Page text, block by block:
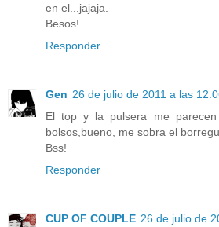
en el...jajaja.
Besos!
Responder
Gen 26 de julio de 2011 a las
El top y la pulsera me
bolsos,bueno, me sobra el
Bss!
Responder
CUP OF COUPLE 26 de julio de